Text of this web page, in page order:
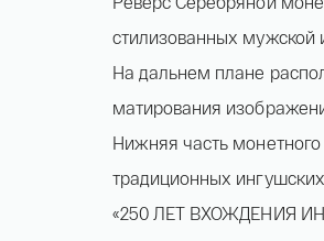
стилизованных мужской
На дальнем плане
матирования
Нижняя часть
традиционных
«250 ЛЕТ ВХОЖДЕНИЯ